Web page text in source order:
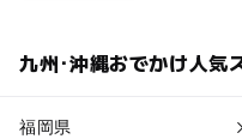
九州･沖縄おでかけ人気
福岡県